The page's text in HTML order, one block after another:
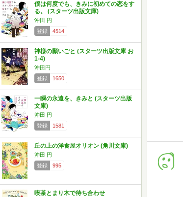
僕は何度でも、きみに初めての恋をす
る。 (スターツ出版文庫)
沖田 円
登録
4514
神様の願いごと (スターツ出版文庫 お
1-4)
沖田円
登録
1650
一瞬の永遠を、きみと (スターツ出版
文庫)
沖田 円
登録
1581
丘の上の洋食屋オリオン (角川文庫)
沖田 円
登録
995
喫茶とまり木で待ち合わせ